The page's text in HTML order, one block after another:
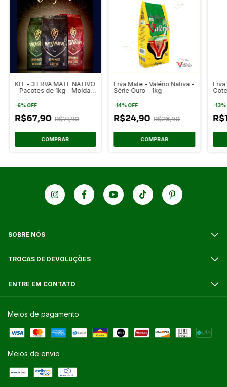
KIT - 3 ERVA MATE NATIVO
- Pacotes de 1kg - Moída
Original
-6%OFF
R$67,90 R$71,90
Erva Mate - Valério Nativa -
Série Ouro - 1kg
-14%OFF
R$24,90 R$28,90
-13%
SOBRE NÓS
TROCAS DE DEVOLUÇÕES
ENTRE EM CONTATO
Meios de pagamento
Meios de envio